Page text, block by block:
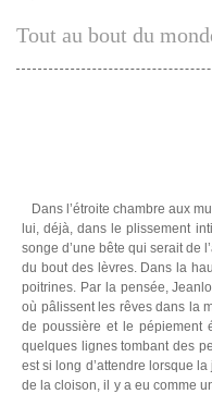
Tout au bout du
Dans l’étroite chambre aux
lui, déjà, dans le plissement
songe d’une bête qui serait de
du bout des lèvres. Dans la
poitrines. Par la pensée,
où pâlissent les rêves dans la
de poussière et le pépiement
quelques lignes tombant des
est si long d’attendre lorsque
de la cloison, il y a eu comme